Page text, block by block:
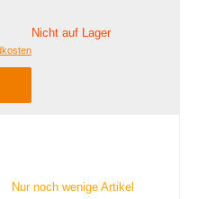
Nicht auf Lager
Nur noch wenige Artikel